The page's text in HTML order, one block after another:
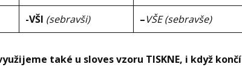
-VŠI (sebravši) –VŠE (sebravše)
také u sloves vzoru TISKNE, i když končí